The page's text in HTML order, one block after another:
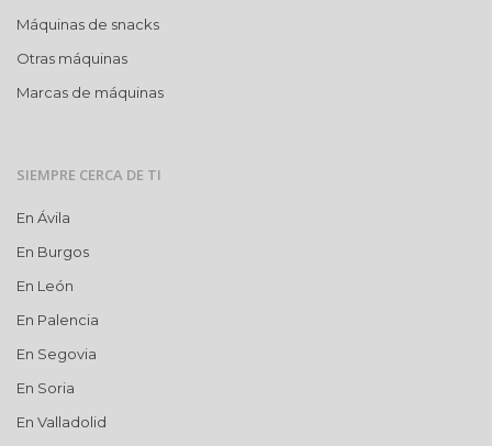
Máquinas de snacks
Otras máquinas
Marcas de máquinas
SIEMPRE CERCA DE TI
En Ávila
En Burgos
En León
En Palencia
En Segovia
En Soria
En Valladolid